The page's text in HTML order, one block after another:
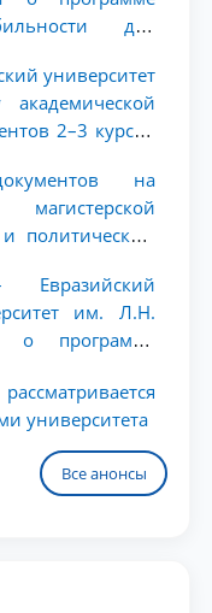
для
университет
академической
2–3 курсов
на
политическим
им. Л.Н.
о программе
университета
Все анонсы